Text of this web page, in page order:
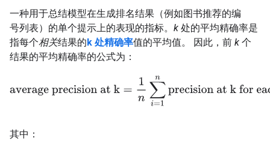
一种用于总结模型在生成排名结果（例如图书推荐的编
号列表）的单个提示上的表现的指标。 k 处的平均精确率是
指每个相关结果的k 处精确率值的平均值。 因此，前 k 个
结果的平均精确率的公式为：
1 ∑i=1
其中：